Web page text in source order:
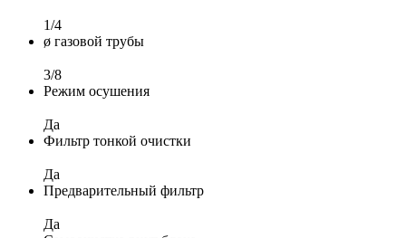
1/4
ø газовой трубы
3/8
Режим осушения
Да
Фильтр тонкой очистки
Да
Предварительный фильтр
Да